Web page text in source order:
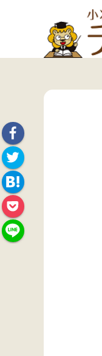
Face
book
Twitte
r
Hate
na
Pock